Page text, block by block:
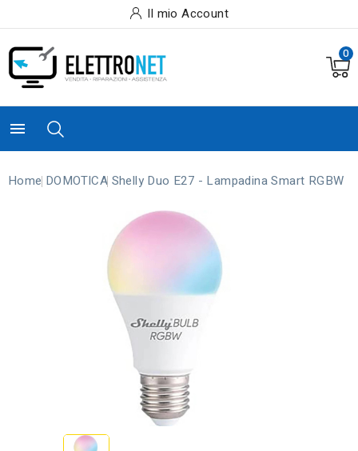
Il mio Account
0

Home DOMOTICA Shelly Duo E27 - Lampadina Smart RGBW